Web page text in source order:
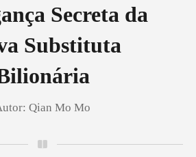
Secreta da
Substituta
Qian Mo Mo